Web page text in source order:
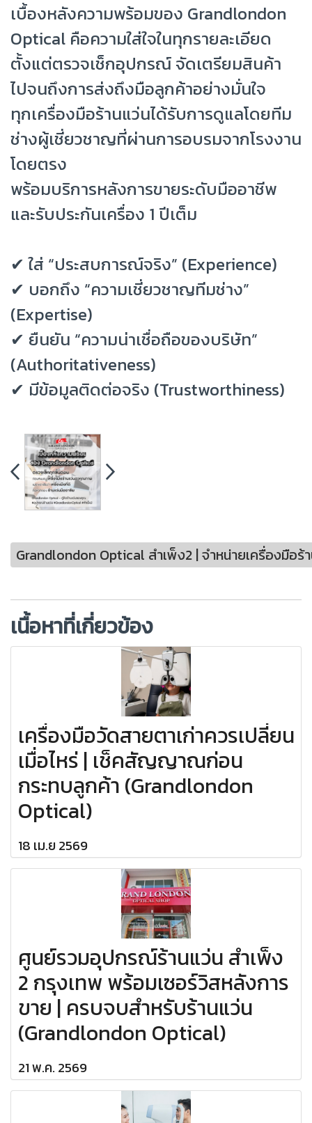
เบื้องหลังความพร้อมของ Grandlondon
Optical คือความใส่ใจในทุกรายละเอียด
ตั้งแต่ตรวจเช็กอุปกรณ์ จัดเตรียมสินค้า
ไปจนถึงการส่งถึงมือลูกค้าอย่างมั่นใจ
ทุกเครื่องมือร้านแว่นได้รับการดูแลโดยทีม
ช่างผู้เชี่ยวชาญที่ผ่านการอบรมจากโรงงาน
โดยตรง
พร้อมบริการหลังการขายระดับมืออาชีพ
และรับประกันเครื่อง 1 ปีเต็ม
✔ ใส่ “ประสบการณ์จริง” (Experience)
✔ บอกถึง “ความเชี่ยวชาญทีมช่าง”
(Expertise)
✔ ยืนยัน “ความน่าเชื่อถือของบริษัท”
(Authoritativeness)
✔ มีข้อมูลติดต่อจริง (Trustworthiness)
Grandlondon Optical สำเพ็ง2 | จำหน่ายเครื่องมือ
เนื้อหาที่เกี่ยวข้อง
เครื่องมือวัดสายตาเก่าควรเปลี่ยน
เมื่อไหร่ | เช็คสัญญาณก่อน
กระทบลูกค้า (Grandlondon
Optical)
18 เม.ย 2569
ศูนย์รวมอุปกรณ์ร้านแว่น สำเพ็ง
2 กรุงเทพ พร้อมเซอร์วิสหลังการ
ขาย | ครบจบสำหรับร้านแว่น
(Grandlondon Optical)
21 พ.ค. 2569